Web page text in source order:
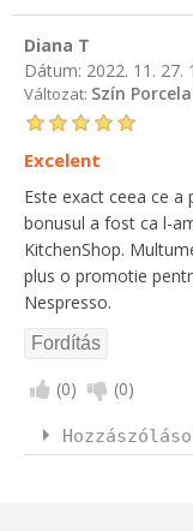
Diana T
Dátum: 2022. 11. 27.
Változat: Szín
Excelent
Este exact ceea ce
bonusul a fost ca l-
KitchenShop.
plus o promotie
Nespresso.
(0) (0)